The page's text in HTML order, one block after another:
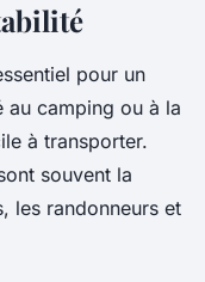
pour un
au camping ou à la
à transporter.
souvent la
les randonneurs et